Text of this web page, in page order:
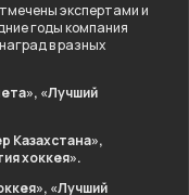
экспертами и
годы компания
в разных
«Лучший
Казахстана»,
хоккея».
«Лучший